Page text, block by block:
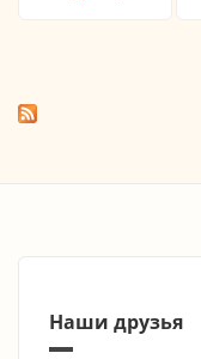
Наши друзья